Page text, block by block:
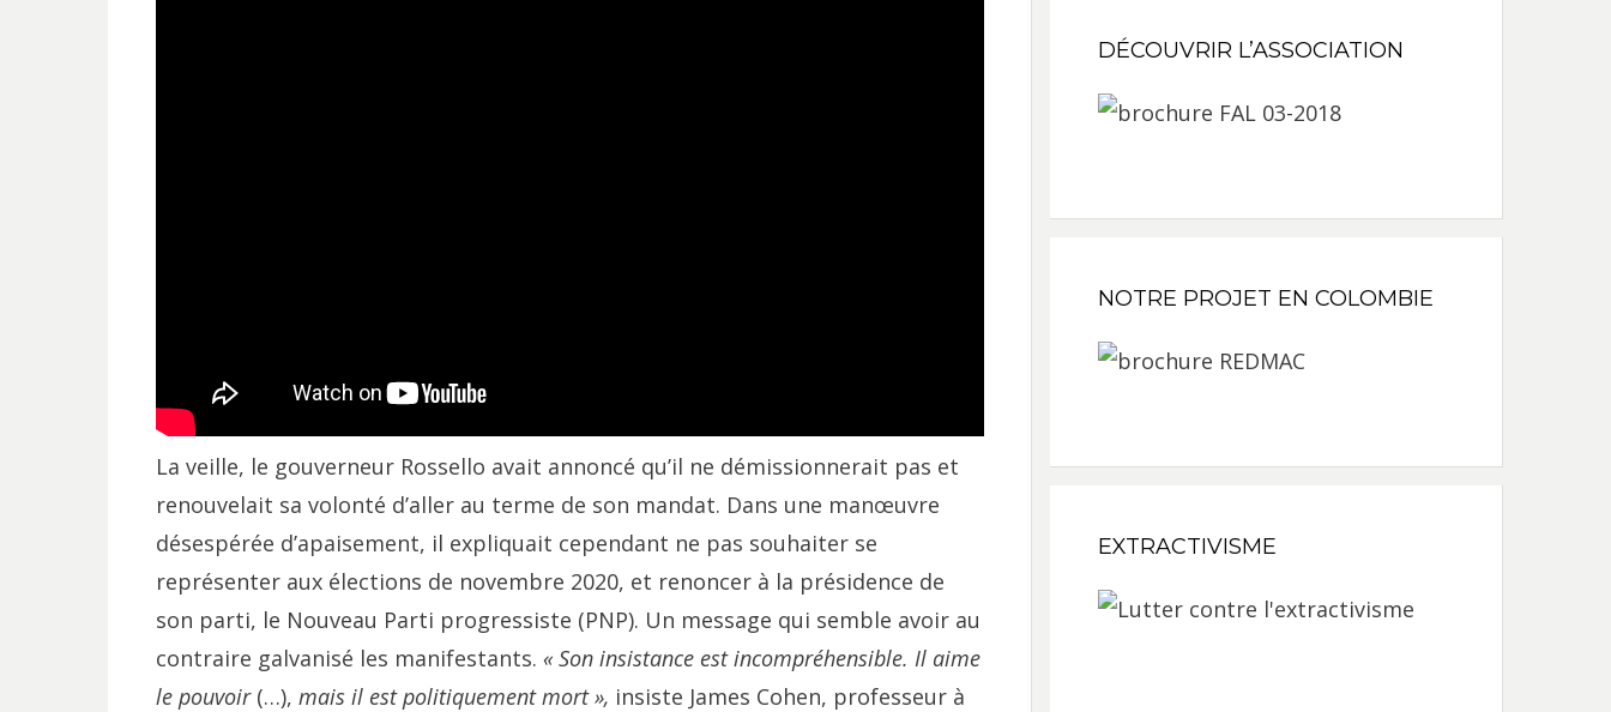
La veille, le gouverneur Rossello avait annoncé qu’il ne démissionnerait pas et
renouvelait sa volonté d’aller au terme de son mandat. Dans une manœuvre
désespérée d’apaisement, il expliquait cependant ne pas souhaiter se
représenter aux élections de novembre 2020, et renoncer à la présidence de
son parti, le Nouveau Parti progressiste (PNP). Un message qui semble avoir au
contraire galvanisé les manifestants. « Son insistance est incompréhensible. Il aime
le pouvoir (…), mais il est politiquement mort », insiste James Cohen, professeur à
DÉCOUVRIR L’ASSOCIATION
NOTRE PROJET EN COLOMBIE
EXTRACTIVISME